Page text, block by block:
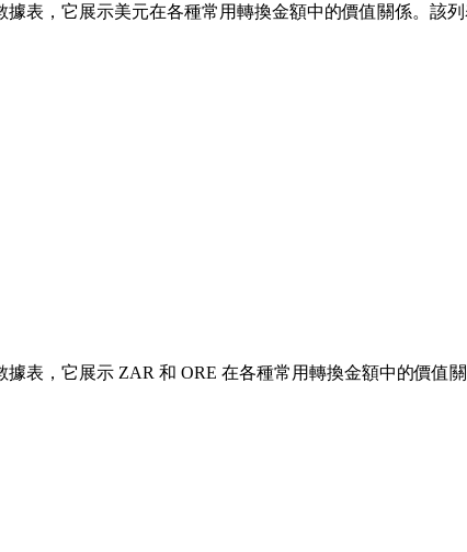
表，它展示美元在各種常用轉換金額中的價值關係。該
表，它展示 ZAR 和 ORE 在各種常用轉換金額中的價值